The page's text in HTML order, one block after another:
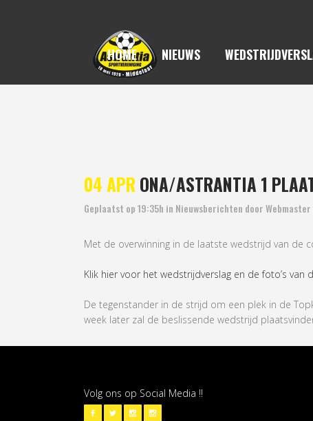
HOME NIEUWS
04 APR ONA/ASTRANTIA 1
Geplaatst op 19:35h in Nieuwsberichten doorWebmaster
Met de overwinning in de laatste wedstrijd van de
Klik hier voor het wedstrijdverslag en de foto’s van
De tegenstander in de strijd om een plek in de
week later zal de beslissende wedstrijd
Volg ons op Social Media !!